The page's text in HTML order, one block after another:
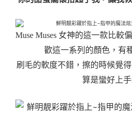
Muse Muses 女神的這一款比較
歡這一系列的顏色，有
刷毛的軟度不錯，擦的時候覺
算是蠻好上手